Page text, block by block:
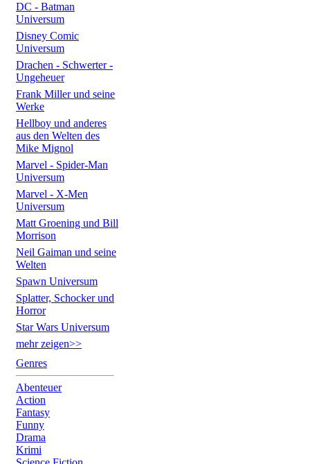
DC - Batman
Universum
Disney Comic
Universum
Drachen - Schwerter -
Ungeheuer
Frank Miller und seine
Werke
Hellboy und anderes
aus den Welten des
Mike Mignol
Marvel - Spider-Man
Universum
Marvel - X-Men
Universum
Matt Groening und Bill
Morrison
Neil Gaiman und seine
Welten
Spawn Universum
Splatter, Schocker und
Horror
Star Wars Universum
mehr zeigen>>
Genres
Abenteuer
Action
Fantasy
Funny
Drama
Krimi